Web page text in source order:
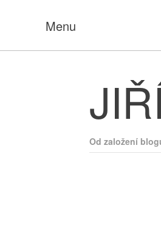
Menu
Od založení